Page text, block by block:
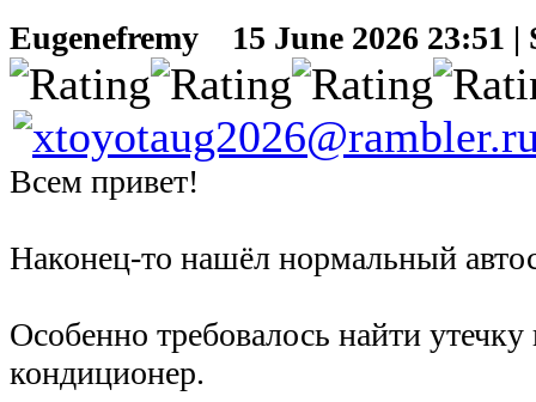
Eugenefremy
15 June 2026 23:51 |
Всем привет!
Наконец-то нашёл нормальный
Особенно требовалось найти утечку
кондиционер.